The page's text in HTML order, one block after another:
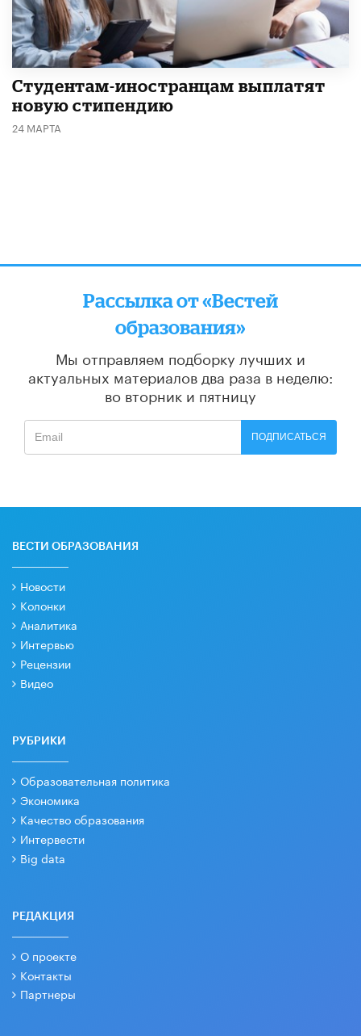
Студентам-иностранцам выплатят
новую стипендию
24 МАРТА
Рассылка от «Вестей
образования»
Мы отправляем подборку лучших и
актуальных материалов два раза в неделю:
во вторник и пятницу
ПОДПИСАТЬСЯ
ВЕСТИ ОБРАЗОВАНИЯ
Новости
Колонки
Аналитика
Интервью
Рецензии
Видео
РУБРИКИ
Образовательная политика
Экономика
Качество образования
Интервести
Big data
РЕДАКЦИЯ
О проекте
Контакты
Партнеры